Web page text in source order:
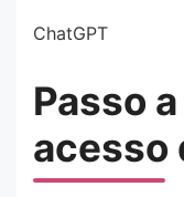
ChatGPT
Passo
acesso